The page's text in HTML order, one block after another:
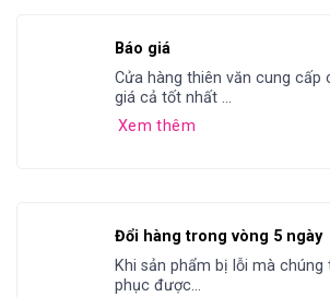
Báo giá
Cửa hàng thiên văn cung cấp
giá cả tốt nhất ...
Xem thêm
Đổi hàng trong vòng 5 ngày
Khi sản phẩm bị lỗi mà chúng
phục được...